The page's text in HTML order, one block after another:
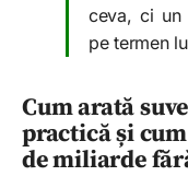
ceva, ci un
pe termen
Cum arată
practică și
de miliarde